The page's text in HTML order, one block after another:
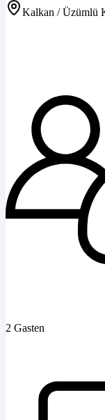
Kalkan / Üzümlü
2 Gasten